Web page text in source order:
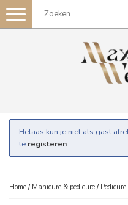
Toggle
navigation
Helaas kun je niet als gast
te registeren.
Home / Manicure & pedicure / Pedicure